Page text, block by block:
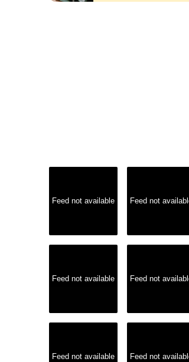
Feed not available Feed not
Feed not available Feed not
Feed not available Feed not